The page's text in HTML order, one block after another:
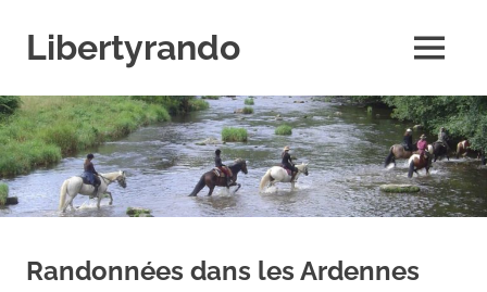
contentLibertyrando
spécialiste
de
la
randonnée
à
cheval
MENU
Randonnées dans les Ardennes